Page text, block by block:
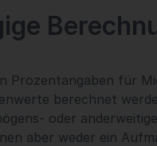
Prozentangaben für
berechnet
oder
aber weder ein